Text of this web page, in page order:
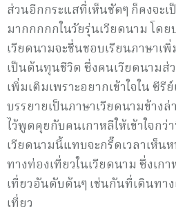
ส่วนอีกกระแสที่เห็นชัดๆ ก็คงจะเ
มากกกกกในวัยรุ่นเวียดนาม โด
เวียดนามจะชื่นชอบเรียนภาษาเ
เป็นต้นทุนชีวิต ซึ่งคนเวียดนามส่
เพิ่มเติมเพราะอยากเข้าใจใน ซี
บรรยายเป็นภาษาเวียดนามข้างล่
ไว้พูดคุยกับคนเกาหลีให้เข้าใจกว่
เวียดนามนี้แทบจะกรี๊ดเวลาเห็
ทางท่องเที่ยวในเวียดนาม ซึ่งเก
เที่ยวอันดับต้นๆ เช่นกันที่เดินทา
เที่ยว